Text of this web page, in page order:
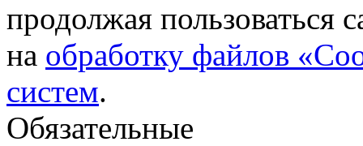
продолжая пользоваться
на обработку файлов
систем.
Обязательные